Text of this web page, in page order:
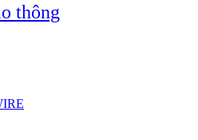
thông